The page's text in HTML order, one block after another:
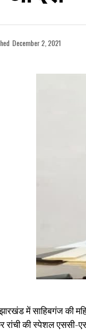
December 2, 2021
में साहिबगंज की
रांची की स्पेशल एससी-